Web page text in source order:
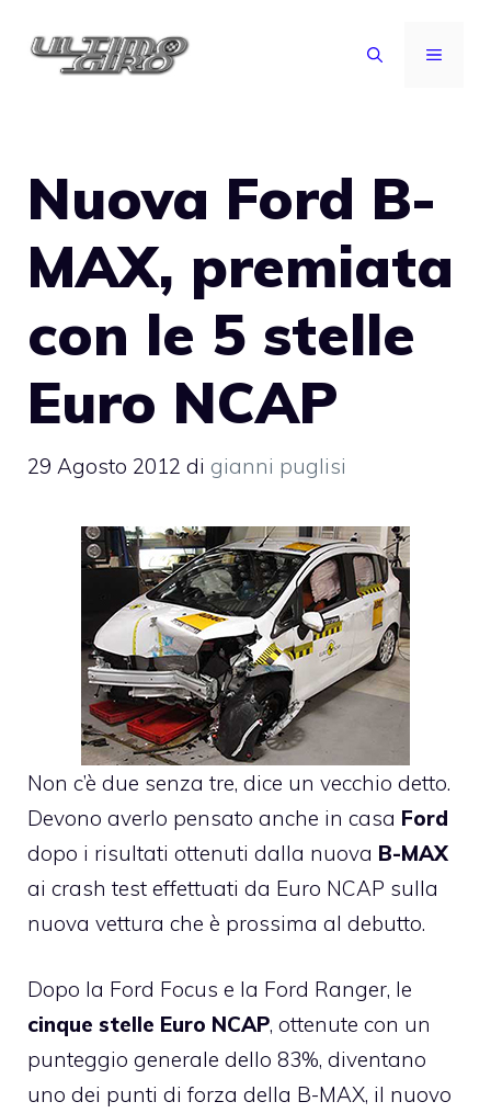
MENU
Nuova Ford B-
MAX, premiata
con le 5 stelle
Euro NCAP
29 Agosto 2012 di gianni puglisi
Non c’è due senza tre, dice un vecchio detto.
Devono averlo pensato anche in casa Ford
dopo i risultati ottenuti dalla nuova B-MAX
ai crash test effettuati da Euro NCAP sulla
nuova vettura che è prossima al debutto.
Dopo la Ford Focus e la Ford Ranger, le
cinque stelle Euro NCAP, ottenute con un
punteggio generale dello 83%, diventano
uno dei punti di forza della B-MAX, il nuovo